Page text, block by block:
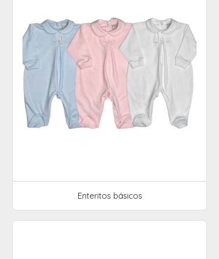
Enteritos básicos